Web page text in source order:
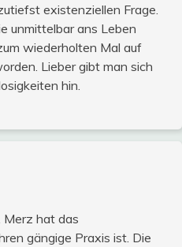
existenziellen Frage.
unmittelbar ans Leben
wiederholten Mal auf
Lieber gibt man sich
hin.
Merz hat das
gängige Praxis ist. Die